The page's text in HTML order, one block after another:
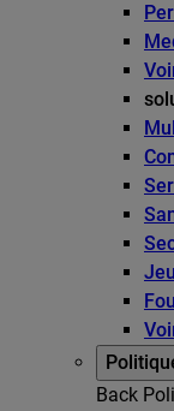
Back